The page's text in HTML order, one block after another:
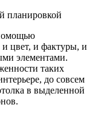
цвет, и фактуры, и
элементами.
таких
до совсем
в выделенной